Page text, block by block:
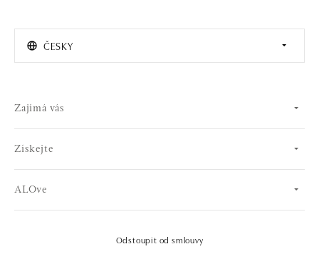
ČESKY
Zajímá vás
Získejte
ALOve
Odstoupit od smlouvy